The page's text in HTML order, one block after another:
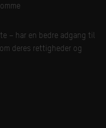
– har en bedre adgang til
deres rettigheder og